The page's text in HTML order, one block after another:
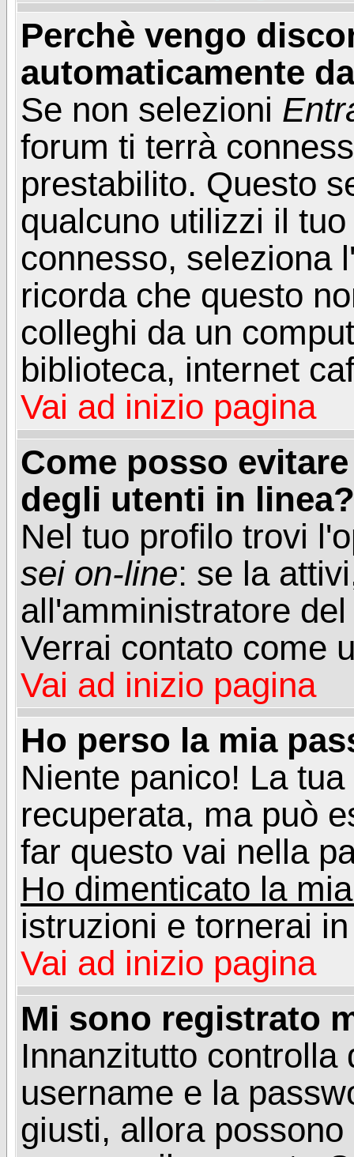
Perchè vengo
automaticamente
Se non selezioni
forum ti terrà
prestabilito. Questo
qualcuno utilizzi il
connesso, seleziona
ricorda che questo
colleghi da un
biblioteca, internet
Vai ad inizio pagina
Come posso
degli utenti in linea?
Nel tuo profilo trovi
sei on-line: se la
all'amministratore
Verrai contato come
Vai ad inizio pagina
Ho perso la mia
Niente panico! La
recuperata, ma può
far questo vai nella
Ho dimenticato la
istruzioni e tornerai
Vai ad inizio pagina
Mi sono registrato
Innanzitutto controlla
username e la
giusti, allora